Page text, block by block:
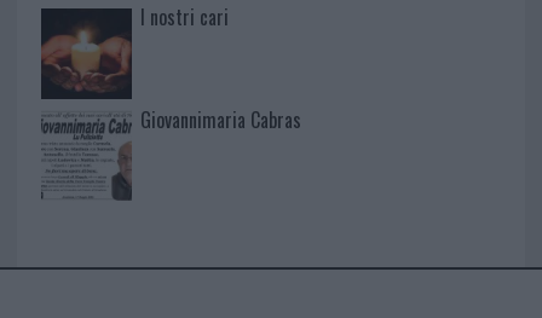
I nostri cari
Giovannimaria Cabras